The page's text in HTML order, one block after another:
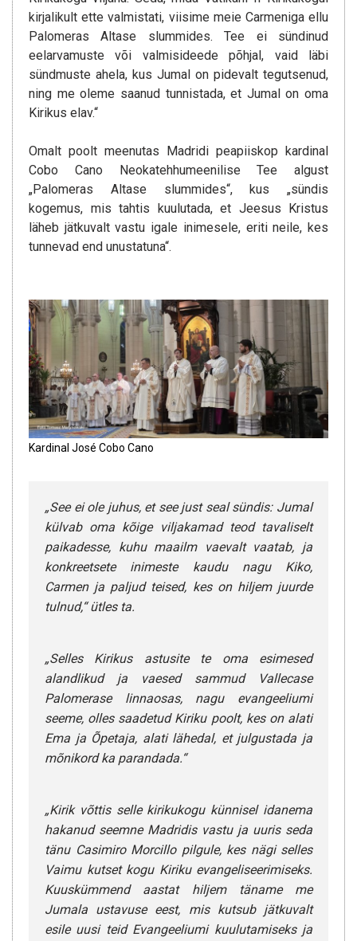
kirjalikult ette valmistati, viisime meie Carmeniga ellu
Palomeras Altase slummides. Tee ei sündinud
eelarvamuste või valmisideede põhjal, vaid läbi
sündmuste ahela, kus Jumal on pidevalt tegutsenud,
ning me oleme saanud tunnistada, et Jumal on oma
Kirikus elav.“
Omalt poolt meenutas Madridi peapiiskop kardinal
Cobo Cano Neokatehhumeenilise Tee algust
„Palomeras Altase slummides“, kus „sündis
kogemus, mis tahtis kuulutada, et Jeesus Kristus
läheb jätkuvalt vastu igale inimesele, eriti neile, kes
tunnevad end unustatuna“.
Kardinal José Cobo Cano
„See ei ole juhus, et see just seal sündis: Jumal
külvab oma kõige viljakamad teod tavaliselt
paikadesse, kuhu maailm vaevalt vaatab, ja
konkreetsete inimeste kaudu nagu Kiko,
Carmen ja paljud teised, kes on hiljem juurde
tulnud,“ ütles ta.
„Selles Kirikus astusite te oma esimesed
alandlikud ja vaesed sammud Vallecase
Palomerase linnaosas, nagu evangeeliumi
seeme, olles saadetud Kiriku poolt, kes on alati
Ema ja Õpetaja, alati lähedal, et julgustada ja
mõnikord ka parandada.“
„Kirik võttis selle kirikukogu künnisel idanema
hakanud seemne Madridis vastu ja uuris seda
tänu Casimiro Morcillo pilgule, kes nägi selles
Vaimu kutset kogu Kiriku evangeliseerimiseks.
Kuuskümmend aastat hiljem täname me
Jumala ustavuse eest, mis kutsub jätkuvalt
esile uusi teid Evangeeliumi kuulutamiseks ja